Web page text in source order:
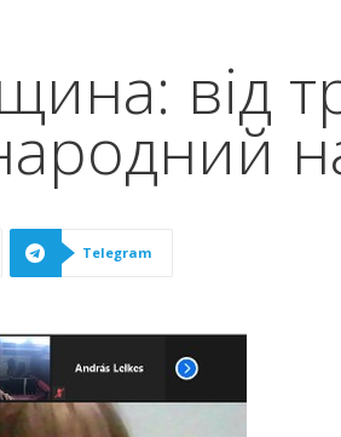
від
Telegram